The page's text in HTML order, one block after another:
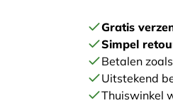
Gratis
Simpel
Betalen
Uitstekend
Thuiswinkel